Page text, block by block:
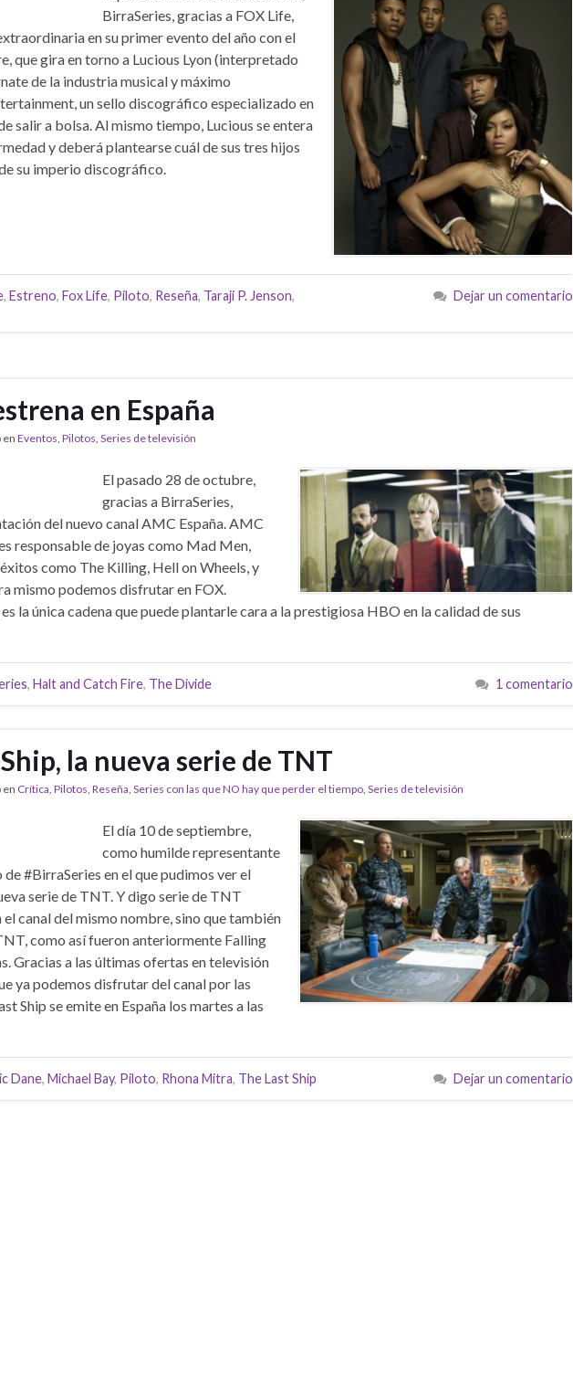
BirraSeries, gracias a FOX Life,
en su primer evento del año con el
que gira en torno a Lucious Lyon (interpretado
de la industria musical y máximo
un sello discográfico especializado en
salir a bolsa. Al mismo tiempo, Lucious se entera
y deberá plantearse cuál de sus tres hijos
su imperio discográfico.
, Estreno, Fox Life, Piloto, Reseña, Taraji P. Jenson,
Dejar un comentario
en España
en Eventos, Pilotos, Series de televisión
El pasado 28 de octubre,
gracias a BirraSeries,
del nuevo canal AMC España. AMC
responsable de joyas como Mad Men,
como The Killing, Hell on Wheels, y
mismo podemos disfrutar en FOX.
la única cadena que puede plantarle cara a la prestigiosa HBO en la calidad de sus
, Halt and Catch Fire, The Divide 1 comentario
la nueva serie de TNT
en Crítica, Pilotos, Reseña, Series con las que NO hay que perder el tiempo, Series de televisión
El día 10 de septiembre,
como humilde representante
#BirraSeries en el que pudimos ver el
serie de TNT. Y digo serie de TNT
canal del mismo nombre, sino que también
como así fueron anteriormente Falling
Gracias a las últimas ofertas en televisión
ya podemos disfrutar del canal por las
Ship se emite en España los martes a las
Dane, Michael Bay, Piloto, Rhona Mitra, The Last Ship Dejar un comentario